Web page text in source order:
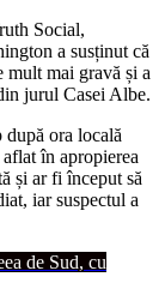
Social,
a susținut că
mult mai gravă și a
jurul Casei Albe.
după ora locală
în apropierea
și ar fi început să
iar suspectul a
de Sud, cu